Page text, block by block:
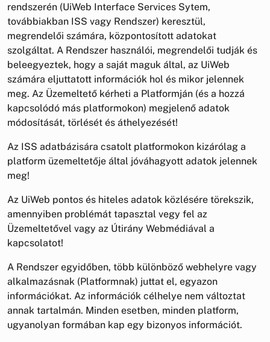
rendszerén (UiWeb Interface Services Sytem,
továbbiakban ISS vagy Rendszer) keresztül,
megrendelői számára, központosított adatokat
szolgáltat. A Rendszer használói, megrendelői tudják és
beleegyeztek, hogy a saját maguk által, az UiWeb
számára eljuttatott információk hol és mikor jelennek
meg. Az Üzemeltető kérheti a Platformján (és a hozzá
kapcsolódó más platformokon) megjelenő adatok
módosítását, törlését és áthelyezését!
Az ISS adatbázisára csatolt platformokon kizárólag a
platform üzemeltetője által jóváhagyott adatok jelennek
meg!
Az UiWeb pontos és hiteles adatok közlésére törekszik,
amennyiben problémát tapasztal vegy fel az
Üzemeltetővel vagy az Útirány Webmédiával a
kapcsolatot!
A Rendszer egyidőben, több különböző webhelyre vagy
alkalmazásnak (Platformnak) juttat el, egyazon
információkat. Az információk célhelye nem változtat
annak tartalmán. Minden esetben, minden platform,
ugyanolyan formában kap egy bizonyos információt.